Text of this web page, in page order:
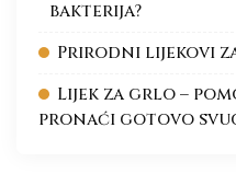
bakterija?
Prirodni lijekovi
Lijek za grlo –
pronaći gotovo